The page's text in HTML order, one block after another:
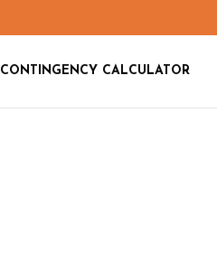
CONTINGENCY CALCULATOR